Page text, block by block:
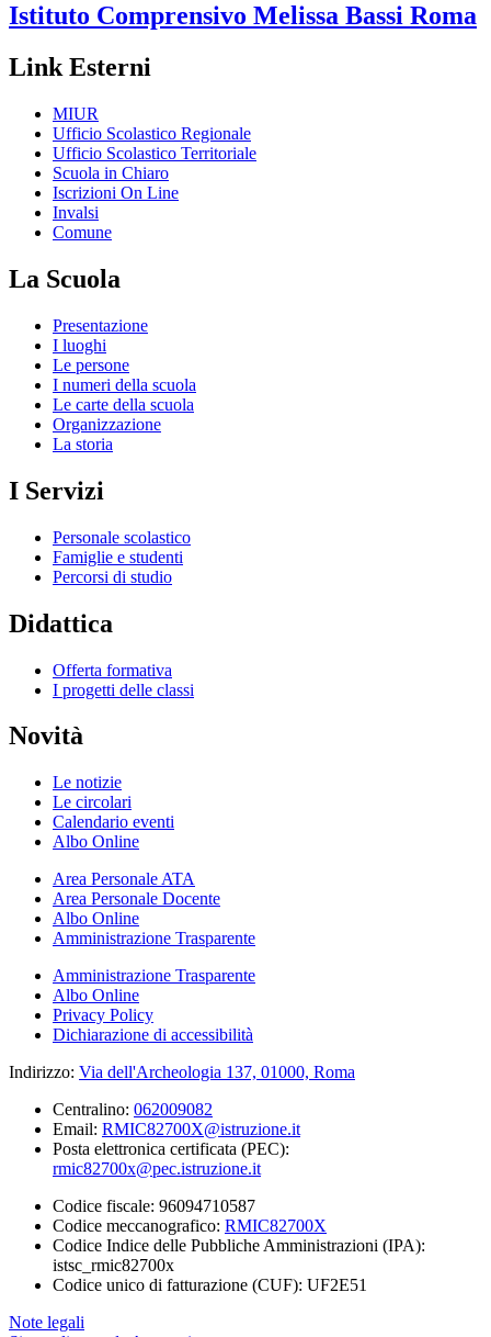
Istituto Comprensivo Melissa Bassi Roma
Link Esterni
MIUR
Ufficio Scolastico Regionale
Ufficio Scolastico Territoriale
Scuola in Chiaro
Iscrizioni On Line
Invalsi
Comune
La Scuola
Presentazione
I luoghi
Le persone
I numeri della scuola
Le carte della scuola
Organizzazione
La storia
I Servizi
Personale scolastico
Famiglie e studenti
Percorsi di studio
Didattica
Offerta formativa
I progetti delle classi
Novità
Le notizie
Le circolari
Calendario eventi
Albo Online
Area Personale ATA
Area Personale Docente
Albo Online
Amministrazione Trasparente
Amministrazione Trasparente
Albo Online
Privacy Policy
Dichiarazione di accessibilità
Indirizzo: Via dell'Archeologia 137, 01000, Roma
Centralino: 062009082
Email: RMIC82700X@istruzione.it
Posta elettronica certificata (PEC):
rmic82700x@pec.istruzione.it
Codice fiscale: 96094710587
Codice meccanografico: RMIC82700X
Codice Indice delle Pubbliche Amministrazioni (IPA):
istsc_rmic82700x
Codice unico di fatturazione (CUF): UF2E51
Note legali